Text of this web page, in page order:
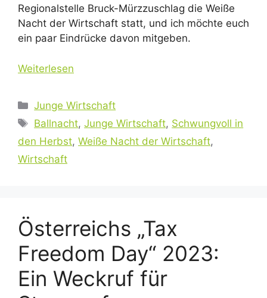
Regionalstelle Bruck-Mürzzuschlag die Weiße
Nacht der Wirtschaft statt, und ich möchte euch
ein paar Eindrücke davon mitgeben.
Weiterlesen
Kategorien
Junge Wirtschaft
Schlagwörter
Ballnacht,Junge Wirtschaft, Schwungvoll in
den Herbst, Weiße Nacht der Wirtschaft,
Wirtschaft
Österreichs „Tax
Freedom Day“ 2023:
Ein Weckruf für